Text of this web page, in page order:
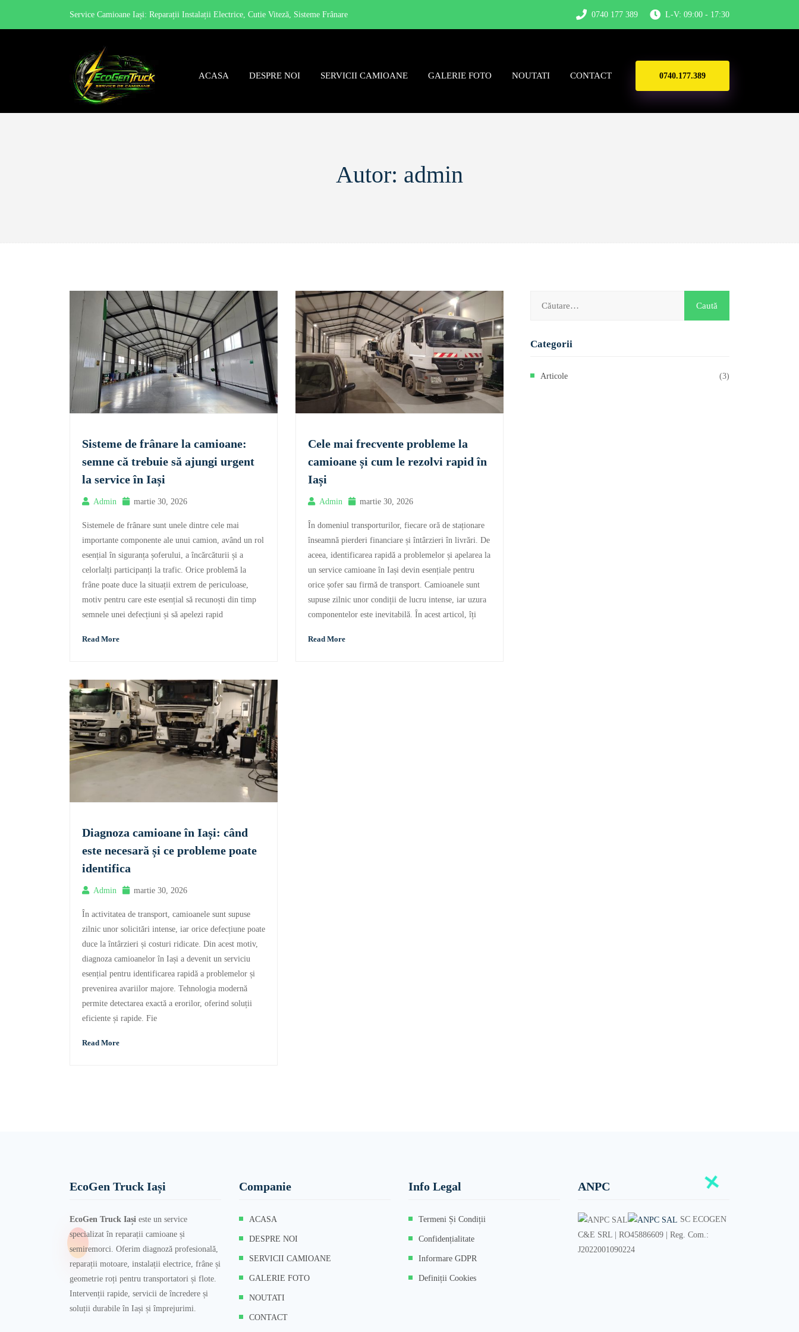
Service Camioane Iași: Reparații Instalații Electrice, Cutie Viteză, Sisteme Frânare 0740 177 389 L-V: 09:00 - 17:30
ACASA DESPRE NOI SERVICII CAMIOANE GALERIE FOTO NOUTATI CONTACT 0740.177.389
Autor: admin
Sisteme de frânare la camioane:
semne că trebuie să ajungi urgent
la service în Iași
Admin martie 30, 2026
Sistemele de frânare sunt unele dintre cele mai
importante componente ale unui camion, având un rol
esențial în siguranța șoferului, a încărcăturii și a
celorlalți participanți la trafic. Orice problemă la
frâne poate duce la situații extrem de periculoase,
motiv pentru care este esențial să recunoști din timp
semnele unei defecțiuni și să apelezi rapid
Read More
Cele mai frecvente probleme la
camioane și cum le rezolvi rapid în
Iași
Admin martie 30, 2026
În domeniul transporturilor, fiecare oră de staționare
înseamnă pierderi financiare și întârzieri în livrări. De
aceea, identificarea rapidă a problemelor și apelarea la
un service camioane în Iași devin esențiale pentru
orice șofer sau firmă de transport. Camioanele sunt
supuse zilnic unor condiții de lucru intense, iar uzura
componentelor este inevitabilă. În acest articol, îți
Read More
Diagnoza camioane în Iași: când
este necesară și ce probleme poate
identifica
Admin martie 30, 2026
În activitatea de transport, camioanele sunt supuse
zilnic unor solicitări intense, iar orice defecțiune poate
duce la întârzieri și costuri ridicate. Din acest motiv,
diagnoza camioanelor în Iași a devenit un serviciu
esențial pentru identificarea rapidă a problemelor și
prevenirea avariilor majore. Tehnologia modernă
permite detectarea exactă a erorilor, oferind soluții
eficiente și rapide. Fie
Read More
Categorii
Articole (3)
EcoGen Truck Iași
EcoGen Truck Iași este un service
specializat în reparații camioane și
semiremorci. Oferim diagnoză profesională,
reparații motoare, instalații electrice, frâne și
geometrie roți pentru transportatori și flote.
Intervenții rapide, servicii de încredere și
soluții durabile în Iași și împrejurimi.
Companie
ACASA
DESPRE NOI
SERVICII CAMIOANE
GALERIE FOTO
NOUTATI
CONTACT
Info Legal
Termeni Și Condiții
Confidențialitate
Informare GDPR
Definiții Cookies
ANPC
SC ECOGEN
C&E SRL | RO45886609 | Reg. Com.:
J2022001090224